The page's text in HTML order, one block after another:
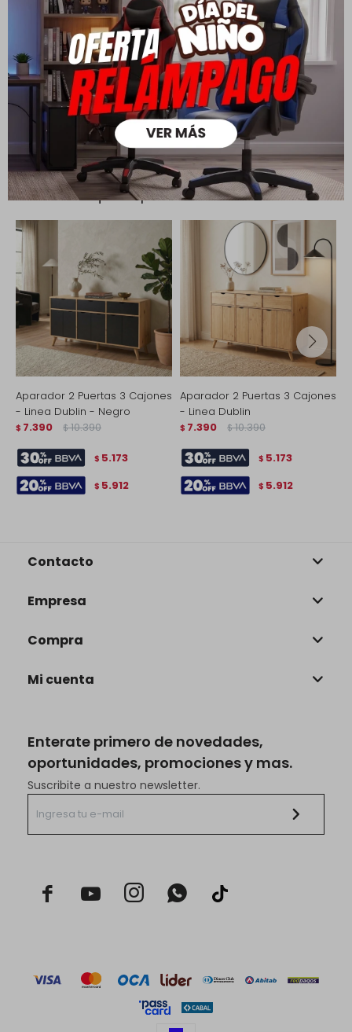
Ver mas
Medios de pago
Productos que te pueden interesar
Aparador 2 Puertas 3 Cajones
- Linea Dublin - Negro
$ 7.390 $ 10.390
$ 5.173
$ 5.912
Aparador 2 Puertas 3 Cajones
- Linea Dublin
$ 7.390 $ 10.390
$ 5.173
$ 5.912
Enterate primero de novedades,
oportunidades, promociones y mas.
Suscribite a nuestro newsletter.
  
Contacto
Empresa
Compra
Mi cuenta